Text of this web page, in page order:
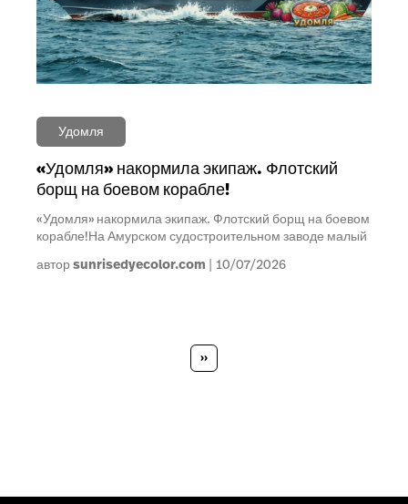
Удомля
«Удомля» накормила экипаж. Флотский
борщ на боевом корабле!
«Удомля» накормила экипаж. Флотский борщ на боевом
корабле!На Амурском судостроительном заводе малый
авторsunrisedyecolor.com 10/07/2026
страниц
Следующая
страница
››